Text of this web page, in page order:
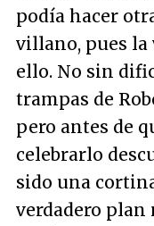
podía hacer
villano, pues la
ello. No sin
trampas de
pero antes de
celebrarlo
sido una
verdadero plan